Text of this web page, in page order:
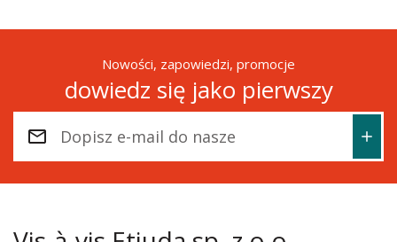
Nowości, zapowiedzi, promocje
dowiedz się jako pierwszy